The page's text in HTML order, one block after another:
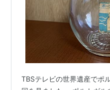
TBSテレビの世界遺産でポ